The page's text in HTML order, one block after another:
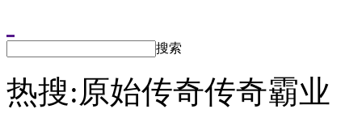
搜索
热搜:原始传奇传奇霸业